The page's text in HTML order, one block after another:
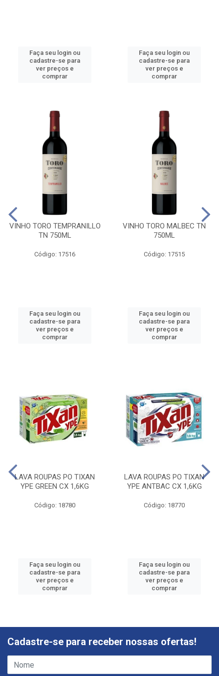
Faça seu login ou
cadastre-se para
ver preços e
comprar
Faça seu login ou
cadastre-se para
ver preços e
comprar
VINHO TORO TEMPRANILLO
TN 750ML
Código: 17516
Faça seu login ou
cadastre-se para
ver preços e
comprar
VINHO TORO MALBEC TN
750ML
Código: 17515
Faça seu login ou
cadastre-se para
ver preços e
comprar
LAVA ROUPAS PO TIXAN
YPE GREEN CX 1,6KG
Código: 18780
Faça seu login ou
cadastre-se para
ver preços e
comprar
LAVA ROUPAS PO TIXAN
YPE ANTBAC CX 1,6KG
Código: 18770
Faça seu login ou
cadastre-se para
ver preços e
comprar
Cadastre-se para receber nossas ofertas!